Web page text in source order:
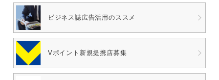
ビジネス誌広告活用のススメ
Vポイント 新規提携店募集